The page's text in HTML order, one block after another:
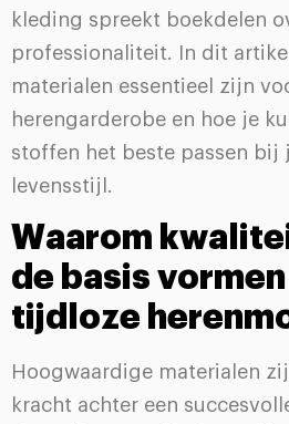
kleding spreekt boekdelen
professionaliteit. In dit
materialen essentieel zijn
herengarderobe en hoe je
stoffen het beste passen bij
levensstijl.
Waarom
de basis vormen
tijdloze
Hoogwaardige materialen
kracht achter een